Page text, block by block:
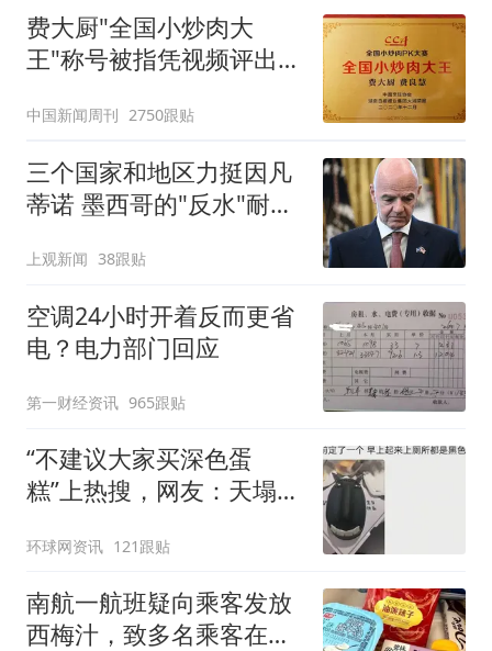
费大厨"全国小炒肉大
王"称号被指凭视频评出
中国新闻周刊 2750跟贴
三个国家和地区力挺因凡
蒂诺 墨西哥的"反水"耐人
上观新闻 38跟贴
空调24小时开着反而更省
电？电力部门回应
第一财经资讯 965跟贴
“不建议大家买深色蛋
糕”上热搜，网友：天塌
环球网资讯 121跟贴
南航一航班疑向乘客发放
西梅汁，致多名乘客在飞